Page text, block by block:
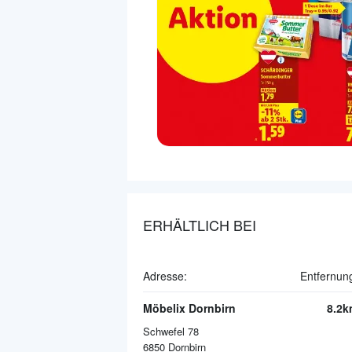
ERHÄLTLICH BEI
Adresse:
Möbelix Dornbirn
Schwefel 78
6850 Dornbirn